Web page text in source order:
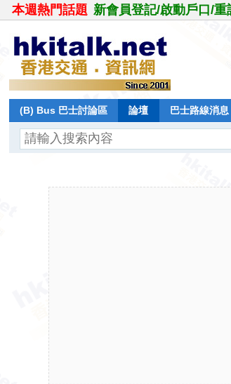
本週熱門話題 新會員登記/啟動戶口/重
(B) Bus 巴士討論區 論壇 巴士路線消息